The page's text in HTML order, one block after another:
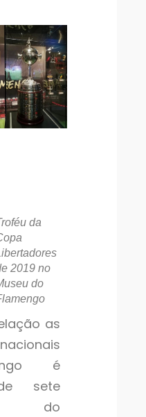
da
2019 no
do
as
é
sete
do